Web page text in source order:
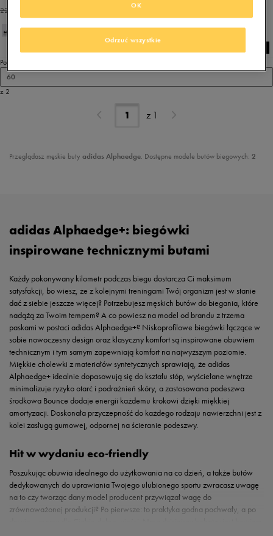
224,99 zł 224,99 zł
Pokaż
60
z 2
z 1
Przeglądasz męskie buty adidas Alphaedge. Dostępne modele butów biegowych: 2
adidas Alphaedge+: biegówki
inspirowane technicznymi butami
Każdy pokonywany kilometr podczas biegu dostarcza Ci maksimum
satysfakcji, bo wiesz, że z kolejnymi treningami Twój organizm jest w stanie
dać z siebie jeszcze więcej? Potrzebujesz męskich butów do biegania, które
nadążą za Twoim tempem? A co powiesz na model od brandu z trzema
paskami w postaci adidas Alphaedge+? Niskoprofilowe biegówki łączące w
sobie nowoczesny design oraz klasyczny komfort są inspirowane obuwiem
technicznym i tym samym zapewniają komfort na najwyższym poziomie.
Miękkie cholewki z materiałów syntetycznych sprawiają, że adidas
Alphaedge+ idealnie dopasowują się do kształu stóp, wyściełane wnętrze
minimalizuje ryzyko otarć i podrażnień skóry, a zastosowana podeszwa
środkowa Bounce dodaje energii każdemu krokowi dzięki miękkiej
amortyzacji. Doskonała przyczepność do każdego rodzaju nawierzchni jest z
kolei zasługą gumowej, odpornej na ścieranie podeszwy.
Hit w wydaniu eco-friendly
Poszukując obuwia idealnego do użytkowania na co dzień, a także butów
dedykowanych do uprawiania Twojego ulubionego sportu zwracasz uwagę
na to czy tworząc dany model producent przywiązał wagę do
zrównoważonej produkcji? Po pierwsze: to praktyka godna pochwały, a po
Odrzuć wszystkie
OK